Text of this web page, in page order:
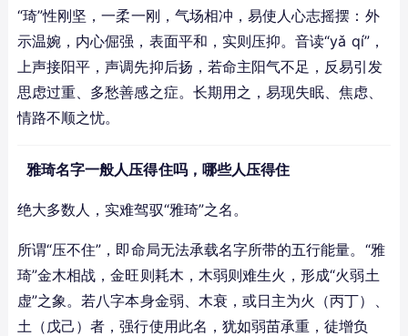
“琦”性刚坚，一柔一刚，气场相冲，易使人心志摇摆：外
示温婉，内心倔强，表面平和，实则压抑。音读“yǎ qí”，
上声接阳平，声调先抑后扬，若命主阳气不足，反易引发
思虑过重、多愁善感之症。长期用之，易现失眠、焦虑、
情路不顺之忧。
雅琦名字一般人压得住吗，哪些人压得住
绝大多数人，实难驾驭“雅琦”之名。
所谓“压不住”，即命局无法承载名字所带的五行能量。“雅
琦”金木相战，金旺则耗木，木弱则难生火，形成“火弱土
虚”之象。若八字本身金弱、木衰，或日主为火（丙丁）、
土（戊己）者，强行使用此名，犹如弱苗承重，徒增负